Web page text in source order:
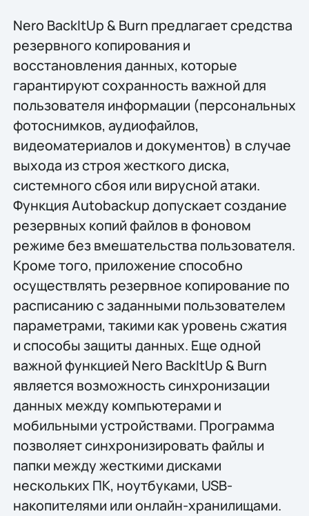
Nero BackItUp & Burn предлагает средства
резервного копирования и
восстановления данных, которые
гарантируют сохранность важной для
пользователя информации (персональных
фотоснимков, аудиофайлов,
видеоматериалов и документов) в случае
выхода из строя жесткого диска,
системного сбоя или вирусной атаки.
Функция Autobackup допускает создание
резервных копий файлов в фоновом
режиме без вмешательства пользователя.
Кроме того, приложение способно
осуществлять резервное копирование по
расписанию с заданными пользователем
параметрами, такими как уровень сжатия
и способы защиты данных. Еще одной
важной функцией Nero BackItUp & Burn
является возможность синхронизации
данных между компьютерами и
мобильными устройствами. Программа
позволяет синхронизировать файлы и
папки между жесткими дисками
нескольких ПК, ноутбуками, USB-
накопителями или онлайн-хранилищами.